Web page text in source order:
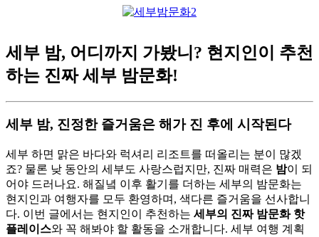
세부 밤, 어디까지 가봤니? 현지인이 추천
하는 진짜 세부 밤문화!
세부 밤, 진정한 즐거움은 해가 진 후에 시작된다
세부 하면 맑은 바다와 럭셔리 리조트를 떠올리는 분이 많겠
죠? 물론 낮 동안의 세부도 사랑스럽지만, 진짜 매력은 밤이 되
어야 드러나요. 해질녘 이후 활기를 더하는 세부의 밤문화는
현지인과 여행자를 모두 환영하며, 색다른 즐거움을 선사합니
다. 이번 글에서는 현지인이 추천하는 세부의 진짜 밤문화 핫
플레이스와 꼭 해봐야 할 활동을 소개합니다. 세부 여행 계획